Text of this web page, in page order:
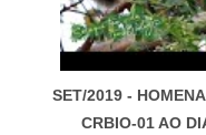
SET/2019 -
CRBIO-01 AO